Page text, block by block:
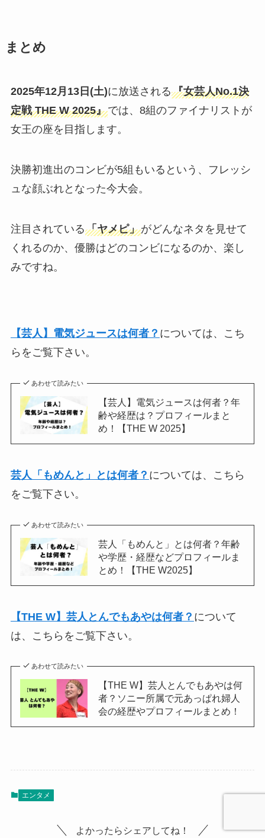
まとめ
2025年12月13日(土)に放送される『女芸人No.1決
定戦 THE W 2025』では、8組のファイナリストが
女王の座を目指します。
決勝初進出のコンビが5組もいるという、フレッシ
ュな顔ぶれとなった今大会。
注目されている「ヤメピ」がどんなネタを見せて
くれるのか、優勝はどのコンビになるのか、楽し
みですね。
【芸人】電気ジュースは何者？ については、こち
らをご覧下さい。
あわせて読みたい
【芸人】電気ジュースは何者？年
齢や経歴は？プロフィールまと
め！【THE W 2025】
芸人「もめんと」とは何者？ については、こちら
をご覧下さい。
あわせて読みたい
芸人「もめんと」とは何者？年齢
や学歴・経歴などプロフィールま
とめ！【THE W2025】
【THE W】芸人とんでもあやは何者？ について
は、こちらをご覧下さい。
あわせて読みたい
【THE W】芸人とんでもあやは何
者？ソニー所属で元あっぱれ婦人
会の経歴やプロフィールまとめ！
エンタメ
よかったらシェアしてね！